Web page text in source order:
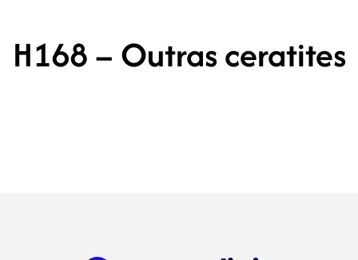
H168 – Outras ceratites